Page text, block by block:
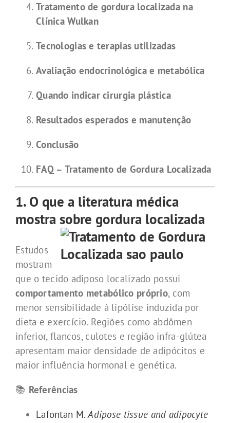
Tratamento de gordura localizada na
Clínica Wulkan
Tecnologias e terapias utilizadas
Avaliação endocrinológica e metabólica
Quando indicar cirurgia plástica
Resultados esperados e manutenção
Conclusão
FAQ – Tratamento de Gordura Localizada
1. O que a literatura médica
mostra sobre gordura localizada
Estudos
mostram
que o tecido adiposo localizado possui
comportamento metabólico próprio, com
menor sensibilidade à lipólise induzida por
dieta e exercício. Regiões como abdômen
inferior, flancos, culotes e região infra-glútea
apresentam maior densidade de adipócitos e
maior influência hormonal e genética.
📚 Referências
Lafontan M.Adipose tissue and adipocyte